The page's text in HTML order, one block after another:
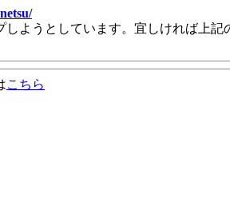
しようとしています。宜しければ上
こちら